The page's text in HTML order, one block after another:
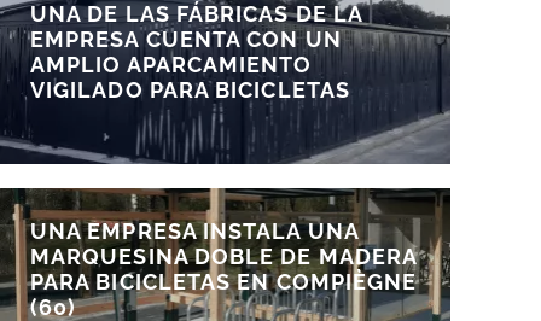
UNA DE LAS FÁBRICAS DE LA
EMPRESA CUENTA CON UN
AMPLIO APARCAMIENTO
VIGILADO PARA BICICLETAS
UNA EMPRESA INSTALA UNA
MARQUESINA DOBLE DE MADERA
PARA BICICLETAS EN COMPIÈGNE
(60)